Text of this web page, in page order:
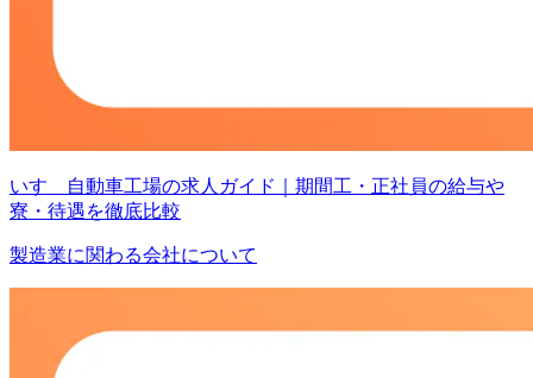
いすゞ自動車工場の求人ガイド｜期間工・正社員の給与や
寮・待遇を徹底比較
製造業に関わる会社について